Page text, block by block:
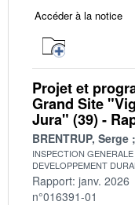
Accéder à la notice
Projet et
Grand Site
Jura" (39) -
BRENTRUP, Serge
INSPECTION
DEVELOPPEMENT
Rapport: janv. 2026
n°016391-01